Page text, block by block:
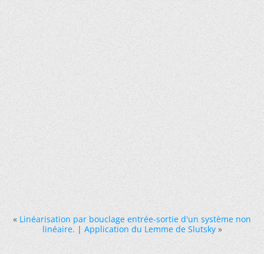
« Linéarisation par bouclage entrée-sortie d'un système non
linéaire.|Application du Lemme de Slutsky »